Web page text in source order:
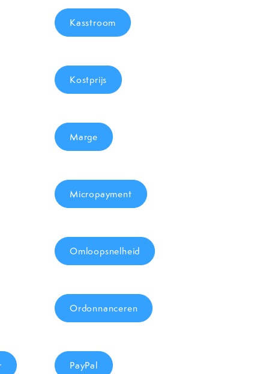
Kasstroom
Kostprijs
Marge
Micropayment
Omloopsnelheid
Ordonnanceren
PayPal